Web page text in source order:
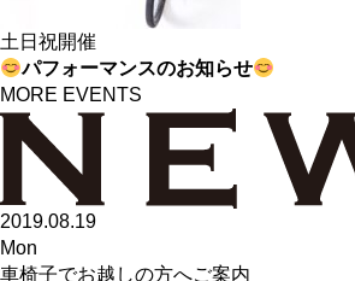
土日祝開催
パフォーマンスのお知らせ
MORE EVENTS
2019.08.19
Mon
車椅子でお越しの方へご案内